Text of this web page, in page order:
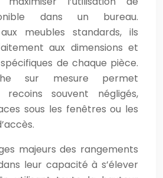
dans un bureau.
meubles standards, ils
aux dimensions et
de chaque pièce.
sur mesure permet
recoins souvent négligés,
sous les fenêtres ou les
majeurs des rangements
leur capacité à s’élever